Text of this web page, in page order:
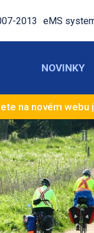
2013 eMS
NOVINKY
na novém webu